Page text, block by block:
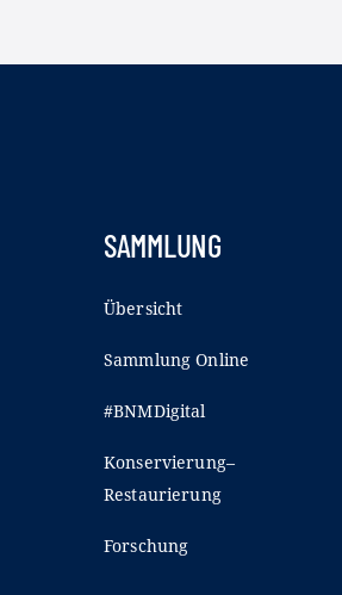
SAMMLUNG
Übersicht
Sammlung Online
#BNMDigital
Konservierung–
Restaurierung
Forschung